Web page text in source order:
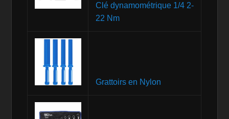
Clé dynamométrique 1/4 2-
22 Nm
Grattoirs en Nylon